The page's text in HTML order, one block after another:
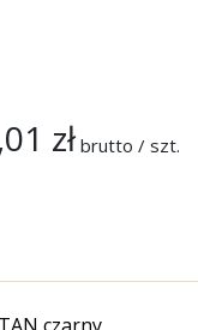
złbrutto / szt.